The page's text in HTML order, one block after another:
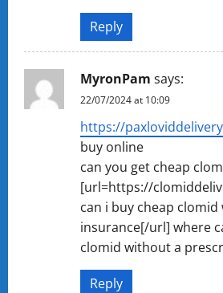
Reply
MyronPam says:
22/07/2024 at 10:09
https://
buy online
can you get cheap
[url=https://
can i buy cheap
insurance[/url] where
clomid without a
Reply